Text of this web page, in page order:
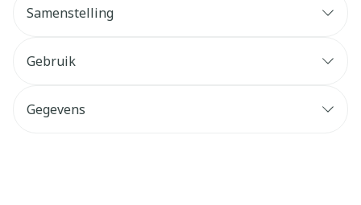
Samenstelling
Gebruik
Gegevens